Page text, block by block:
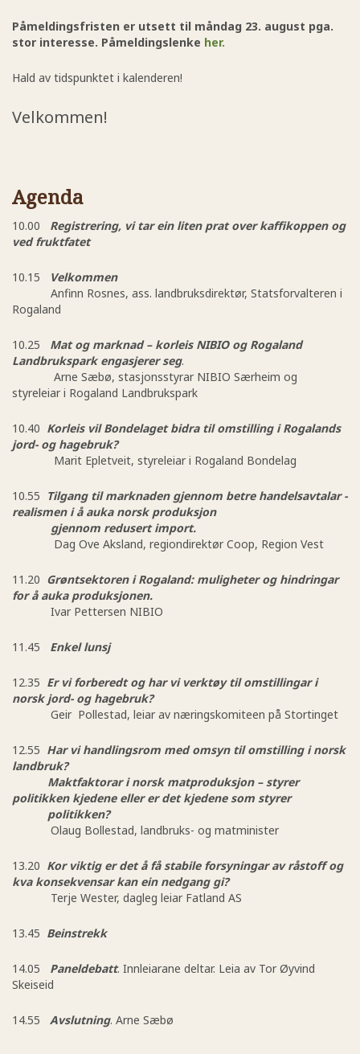
Påmeldingsfristen er utsett til måndag 23. august pga.
stor interesse. Påmeldingslenke her.
Hald av tidspunktet i kalenderen!
Velkommen!
Agenda
10.00 Registrering, vi tar ein liten prat over kaffikoppen og
ved fruktfatet
10.15
Velkommen
Anfinn Rosnes, ass. landbruksdirektør, Statsforvalteren i
Rogaland
10.25 Mat og marknad – korleis NIBIO og Rogaland
Landbrukspark engasjerer seg.
Arne Sæbø, stasjonsstyrar NIBIO Særheim og
styreleiar i Rogaland Landbrukspark
10.40 Korleis vil Bondelaget bidra til omstilling i Rogalands
jord- og hagebruk?
Marit Epletveit, styreleiar i Rogaland Bondelag
10.55 Tilgang til marknaden gjennom betre handelsavtalar -
realismen i å auka norsk produksjon
gjennom redusert import.
Dag Ove Aksland, regiondirektør Coop, Region Vest
11.20 Grøntsektoren i Rogaland: muligheter og hindringar
for å auka produksjonen.
Ivar Pettersen NIBIO
11.45 Enkel lunsj
12.35 Er vi forberedt og har vi verktøy til omstillingar i
norsk jord- og hagebruk?
Geir Pollestad, leiar av næringskomiteen på Stortinget
12.55 Har vi handlingsrom med omsyn til omstilling i norsk
landbruk?
Maktfaktorar i norsk matproduksjon – styrer
politikken kjedene eller er det kjedene som styrer
politikken?
Olaug Bollestad, landbruks- og matminister
13.20 Kor viktig er det å få stabile forsyningar av råstoff og
kva konsekvensar kan ein nedgang gi?
Terje Wester, dagleg leiar Fatland AS
13.45 Beinstrekk
14.05 Paneldebatt. Innleiarane deltar. Leia av Tor Øyvind
Skeiseid
14.55 Avslutning. Arne Sæbø